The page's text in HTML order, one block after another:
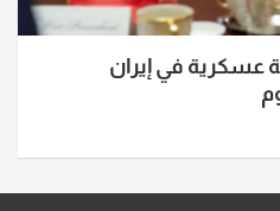
عسكرية في إيران